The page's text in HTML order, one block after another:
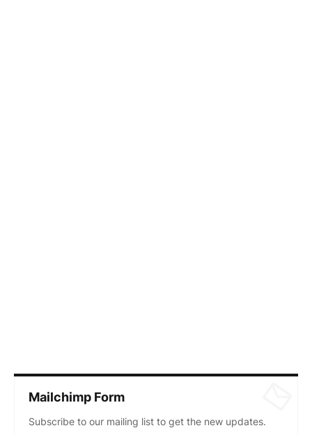
Mailchimp Form
Subscribe to our mailing list to get the new updates.